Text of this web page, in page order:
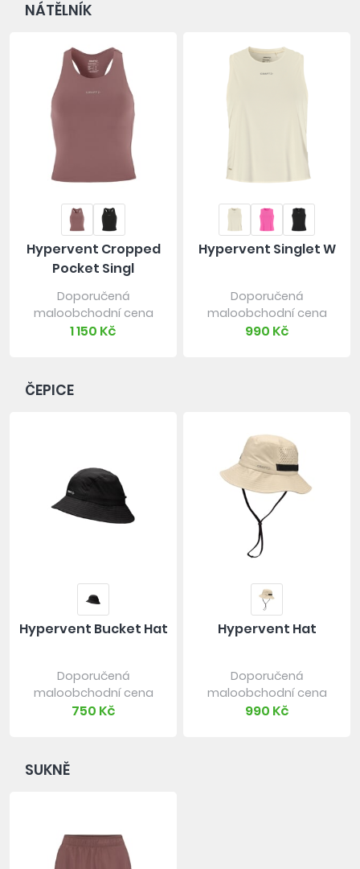
NÁTĚLNÍK
Hypervent Cropped
Pocket Singl
Doporučená
maloobchodní cena
1 150 Kč
Hypervent Singlet W
Doporučená
maloobchodní cena
990 Kč
ČEPICE
Hypervent Bucket Hat
Doporučená
maloobchodní cena
750 Kč
Hypervent Hat
Doporučená
maloobchodní cena
990 Kč
SUKNĚ